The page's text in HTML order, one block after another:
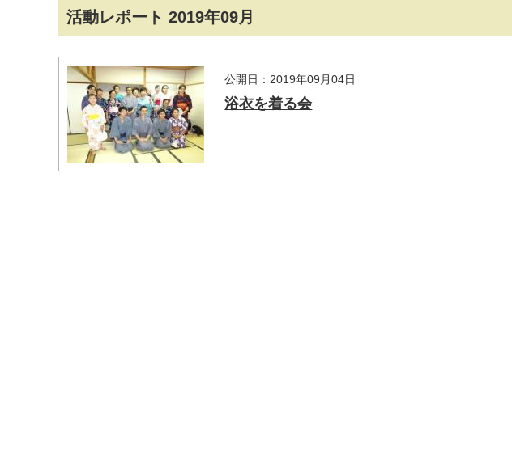
活動レポート 2019年09月
公開日：2019年09月04日
浴衣を着る会